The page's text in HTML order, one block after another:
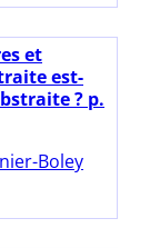
et
est-
? p.
Boley